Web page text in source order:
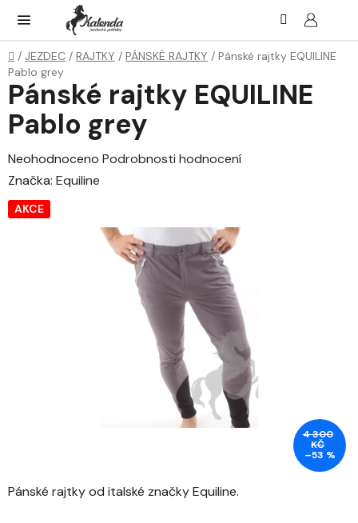
obsah
Domů
/ JEZDEC / RAJTKY / PÁNSKÉ RAJTKY / Pánské rajtky EQUILINE
Pablo grey
Pánské rajtky od italské značky Equiline.
Pánské rajtky EQUILINE
Pablo grey
Průměrné
hodnocení
produktu
je
Neohodnoceno Podrobnosti hodnocení
Značka: Equiline
AKCE
4 300
KČ
–53 %